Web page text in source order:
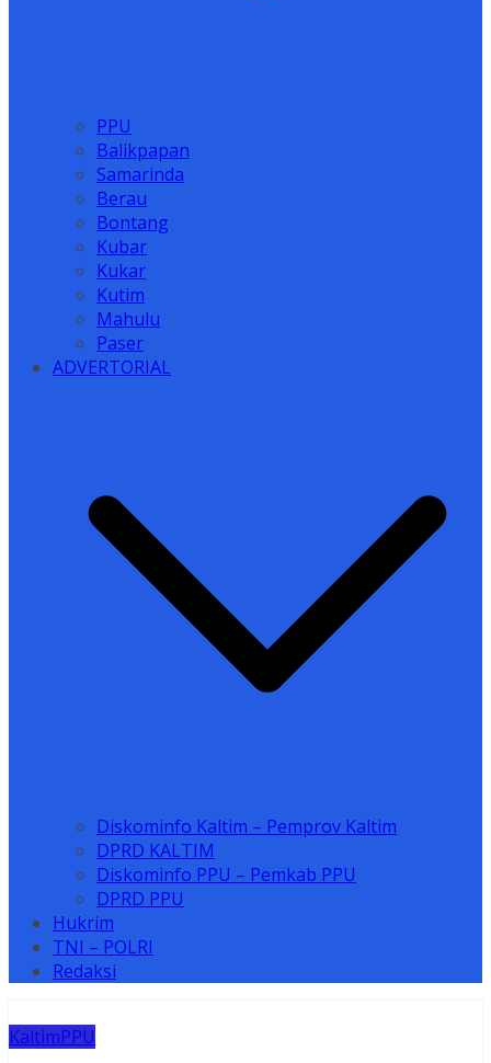
PPU
Balikpapan
Samarinda
Berau
Bontang
Kubar
Kukar
Kutim
Mahulu
Paser
ADVERTORIAL
Diskominfo Kaltim – Pemprov Kaltim
DPRD KALTIM
Diskominfo PPU – Pemkab PPU
DPRD PPU
Hukrim
TNI – POLRI
Redaksi
KaltimPPU